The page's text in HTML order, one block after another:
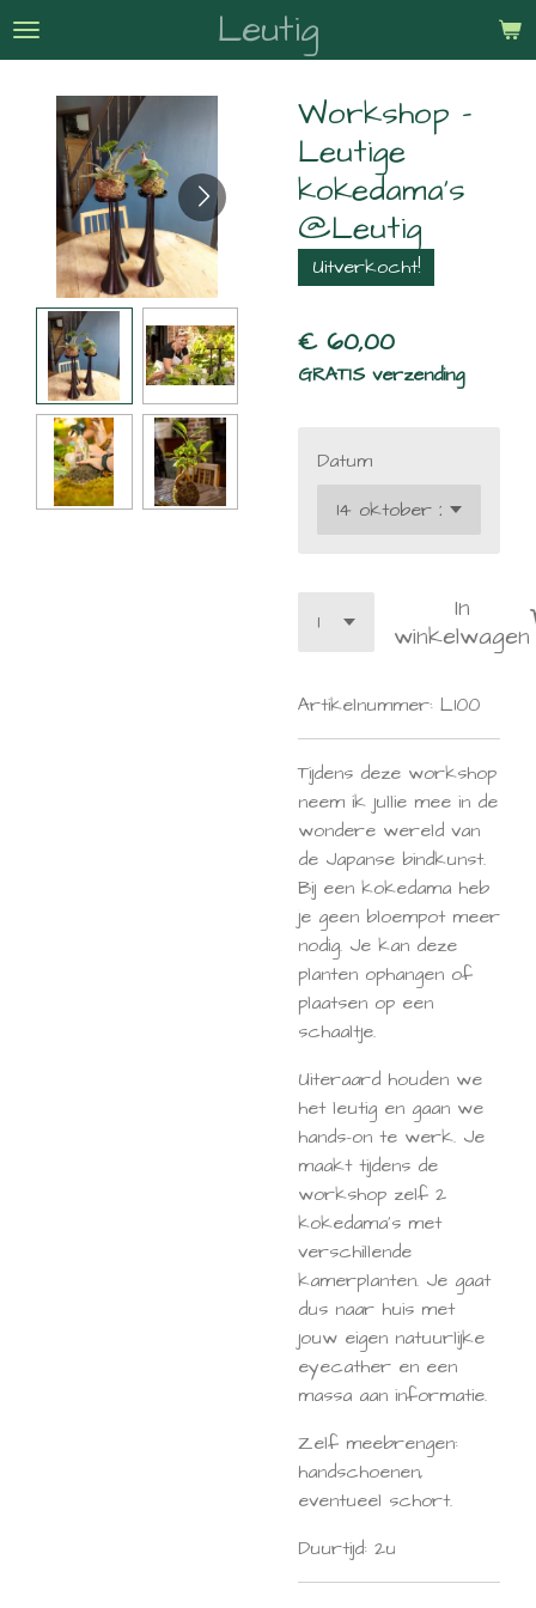
Ga
hoofdinhoud
Leutig
Workshop -
Leutige
kokedama's
@Leutig
Uitverkocht!
€ 60,00
GRATIS verzending
Datum
In
winkelwagen
Artikelnummer: L100
Tijdens deze workshop
neem ik jullie mee in de
wondere wereld van
de Japanse bindkunst.
Bij een kokedama heb
je geen bloempot meer
nodig. Je kan deze
planten ophangen of
plaatsen op een
schaaltje.
Uiteraard houden we
het leutig en gaan we
hands-on te werk. Je
maakt tijdens de
workshop zelf 2
kokedama's met
verschillende
kamerplanten. Je gaat
dus naar huis met
jouw eigen natuurlijke
eyecather en een
massa aan informatie.
Zelf meebrengen:
handschoenen,
eventueel schort.
Duurtijd: 2u